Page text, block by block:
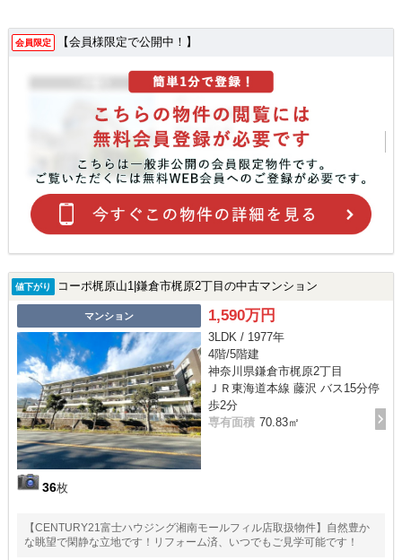
会員限定 【会員様限定で公開中！】
値下がり コーポ梶原山1|鎌倉市梶原2丁目の中古マンション
マンション
36枚
1,590万円
3LDK / 1977年
4階/5階建
神奈川県鎌倉市梶原2丁目
ＪＲ東海道本線 藤沢 バス15分停
歩2分
専有面積 70.83㎡
【CENTURY21富士ハウジング湘南モールフィル店取扱物件】自然豊か
な眺望で閑静な立地です！リフォーム済、いつでもご見学可能です！